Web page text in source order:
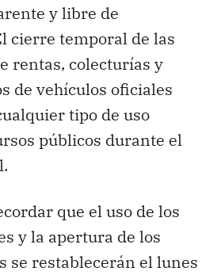
y libre de
cierre temporal de las
rentas, colecturías y
de vehículos oficiales
tipo de uso
públicos durante el
que el uso de los
y la apertura de los
se restablecerán el lunes